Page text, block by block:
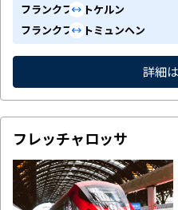
フランクフルトケルン
フランクフルトミュンヘン
詳細
フレッチャロッサ